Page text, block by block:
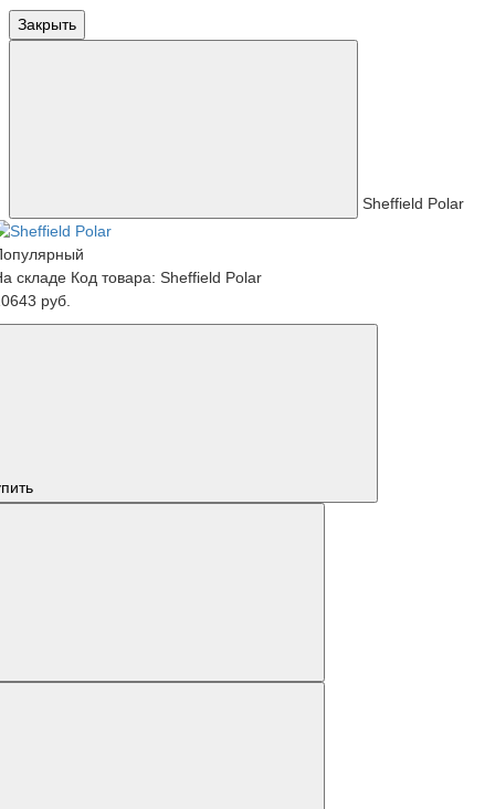
Закрыть
Sheffield Polar
складе Код товара: Sheffield Polar
руб.